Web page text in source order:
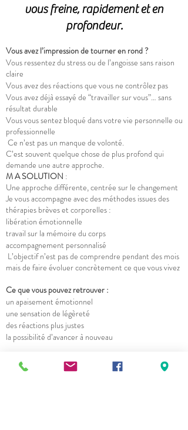
vous freine, rapidement et en
profondeur.
Vous avez l’impression de tourner en rond ?
Vous ressentez du stress ou de l’angoisse sans raison
claire
Vous avez des réactions que vous ne contrôlez pas
Vous avez déjà essayé de “travailler sur vous”… sans
résultat durable
Vous vous sentez bloqué dans votre vie personnelle ou
professionnelle
Ce n’est pas un manque de volonté.
C’est souvent quelque chose de plus profond qui
demande une autre approche.
M A SOLUTION :
Une approche différente, centrée sur le changement
Je vous accompagne avec des méthodes issues des
thérapies brèves et corporelles :
libération émotionnelle
travail sur la mémoire du corps
accompagnement personnalisé
L’objectif n’est pas de comprendre pendant des mois
mais de faire évoluer concrètement ce que vous vivez
Ce que vous pouvez retrouver :
un apaisement émotionnel
une sensation de légèreté
des réactions plus justes
la possibilité d’avancer à nouveau
Le changement peut être rapide quand on agit au bon
endroit.